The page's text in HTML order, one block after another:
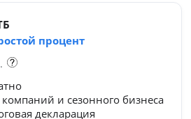
процент
и сезонного бизнеса
декларация